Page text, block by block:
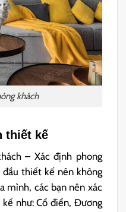
khách
thiết kế
– Xác định phong
thiết kế nên không
mình, các bạn nên xác
như: Cổ điển, Đương